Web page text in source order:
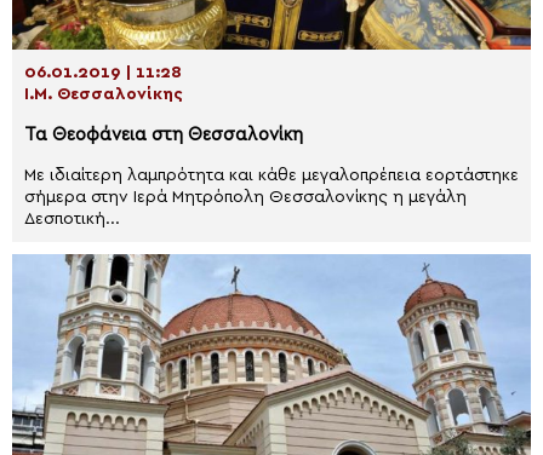
06.01.2019 | 11:28
Ι.Μ. Θεσσαλονίκης
Τα Θεοφάνεια στη Θεσσαλονίκη
Με ιδιαίτερη λαμπρότητα και κάθε μεγαλοπρέπεια εορτάστηκε
σήμερα στην Ιερά Μητρόπολη Θεσσαλονίκης η μεγάλη
Δεσποτική...